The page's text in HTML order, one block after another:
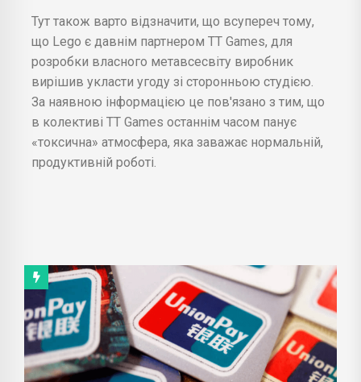
Тут також варто відзначити, що всупереч тому,
що Lego є давнім партнером TT Games, для
розробки власного метавсесвіту виробник
вирішив укласти угоду зі сторонньою студією.
За наявною інформацією це пов'язано з тим, що
в колективі TT Games останнім часом панує
«токсична» атмосфера, яка заважає нормальній,
продуктивній роботі.